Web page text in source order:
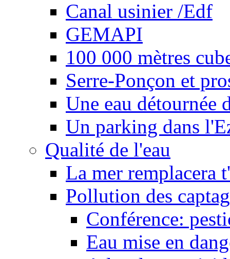
Canal usinier /Edf
GEMAPI
100 000 mètres
Serre-Ponçon et
Une eau détournée
Un parking dans
Qualité de l'eau
La mer remplacera
Pollution des
Conférence:
Eau mise en